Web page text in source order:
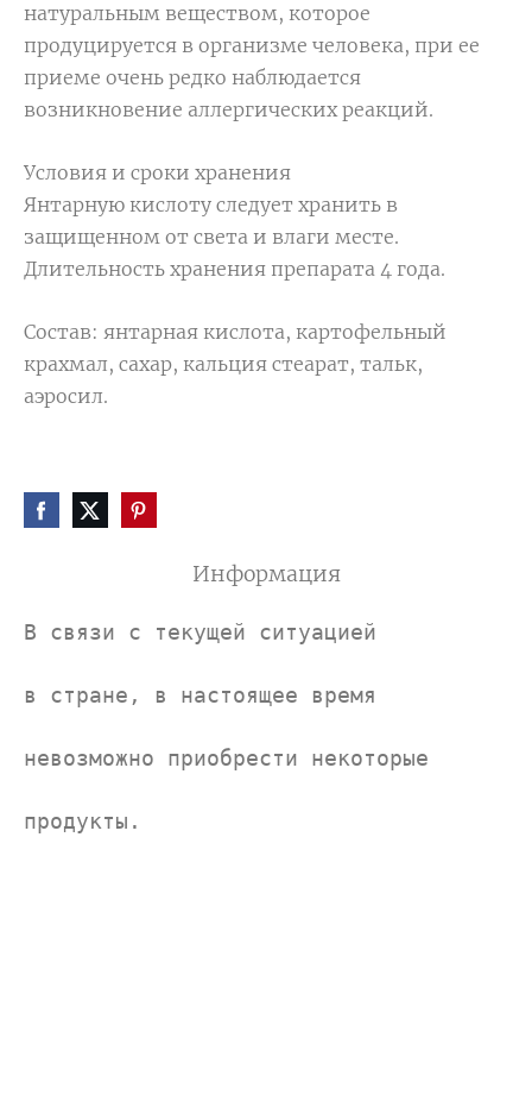
Информация
В связи с текущей ситуацией
в стране, в настоящее время
невозможно приобрести некоторые
продукты.
натуральным веществом, которое
продуцируется в организме человека, при ее
приеме очень редко наблюдается
возникновение аллергических реакций.
Условия и сроки хранения
Янтарную кислоту следует хранить в
защищeнном от света и влаги месте.
Длительность хранения препарата 4 года.
Состав: янтарная кислота, картофельный
крахмал, сахар, кальция стеарат, тальк,
аэросил.